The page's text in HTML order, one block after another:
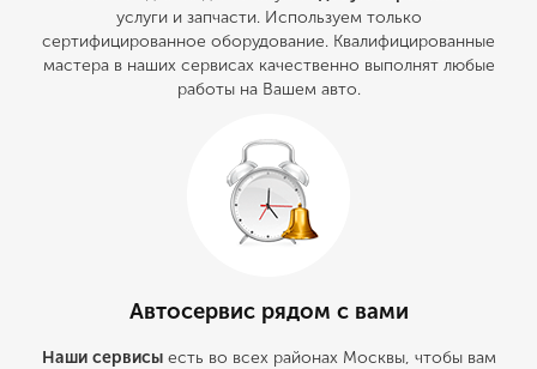
услуги и запчасти. Используем только
сертифицированное оборудование. Квалифицированные
мастера в наших сервисах качественно выполнят любые
работы на Вашем авто.
Автосервис рядом с вами
Наши сервисы есть во всех районах Москвы, чтобы вам